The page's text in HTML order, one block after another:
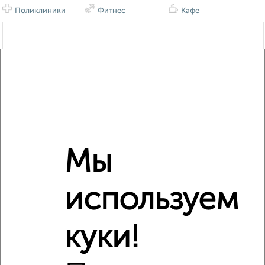
Поликлиники Фитнес Кафе
Сравнение средних цен
Мы
используем
куки!